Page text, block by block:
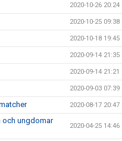
2020-10-26 20:24
2020-10-25 09:38
2020-10-18 19:45
2020-09-14 21:35
2020-09-14 21:21
2020-09-03 07:39
2020-08-17 20:47
och ungdomar
2020-04-25 14:46